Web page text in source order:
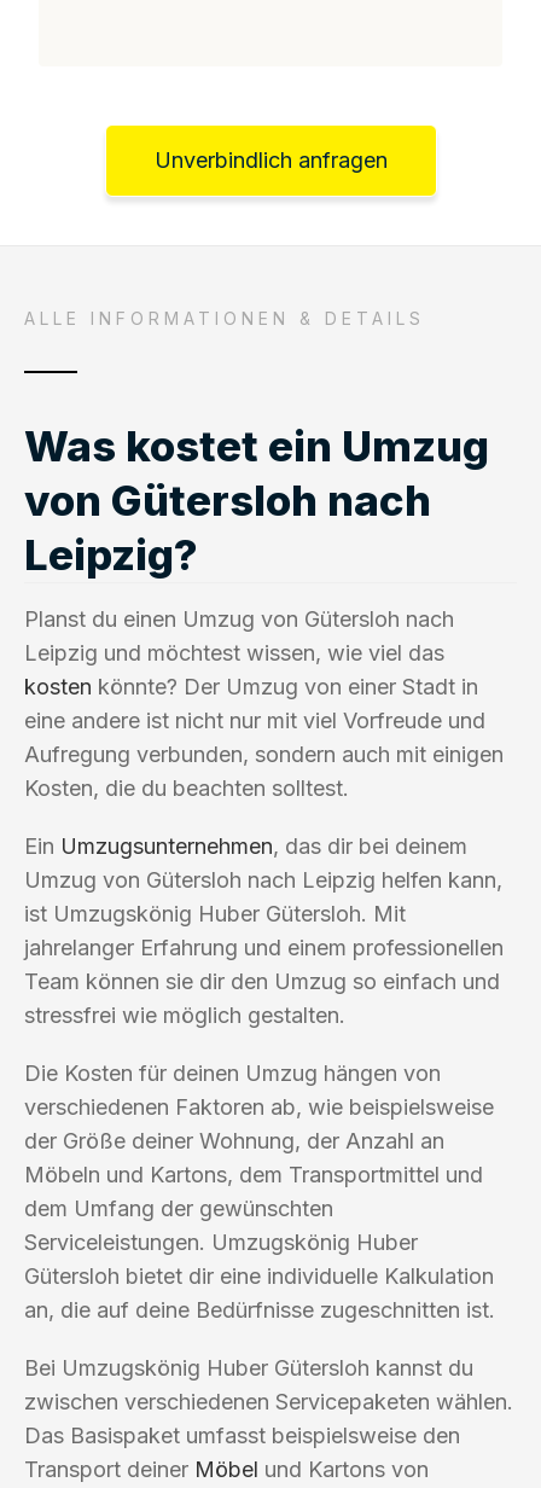
Unverbindlich anfragen
ALLE INFORMATIONEN & DETAILS
Was kostet ein Umzug
von Gütersloh nach
Leipzig?
Planst du einen Umzug von Gütersloh nach
Leipzig und möchtest wissen, wie viel das
kosten könnte? Der Umzug von einer Stadt in
eine andere ist nicht nur mit viel Vorfreude und
Aufregung verbunden, sondern auch mit einigen
Kosten, die du beachten solltest.
Ein Umzugsunternehmen, das dir bei deinem
Umzug von Gütersloh nach Leipzig helfen kann,
ist Umzugskönig Huber Gütersloh. Mit
jahrelanger Erfahrung und einem professionellen
Team können sie dir den Umzug so einfach und
stressfrei wie möglich gestalten.
Die Kosten für deinen Umzug hängen von
verschiedenen Faktoren ab, wie beispielsweise
der Größe deiner Wohnung, der Anzahl an
Möbeln und Kartons, dem Transportmittel und
dem Umfang der gewünschten
Serviceleistungen. Umzugskönig Huber
Gütersloh bietet dir eine individuelle Kalkulation
an, die auf deine Bedürfnisse zugeschnitten ist.
Bei Umzugskönig Huber Gütersloh kannst du
zwischen verschiedenen Servicepaketen wählen.
Das Basispaket umfasst beispielsweise den
Transport deiner Möbel und Kartons von